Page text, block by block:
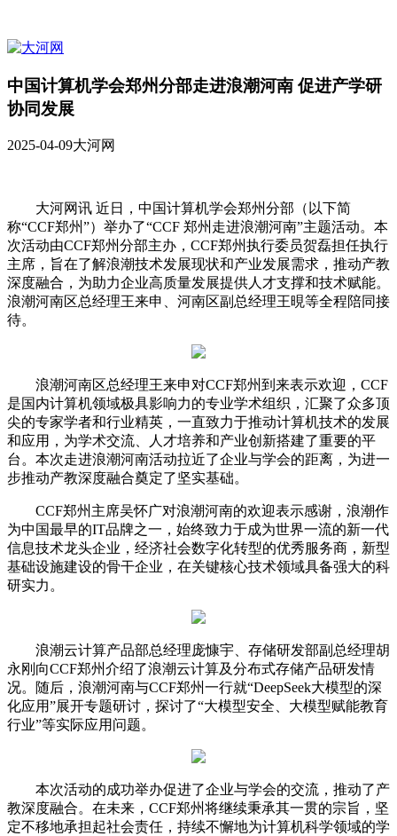
中国计算机学会郑州分部走进浪潮河南 促进产学研
协同发展
2025-04-09大河网
大河网讯 近日，中国计算机学会郑州分部（以下简
称“CCF郑州”）举办了“CCF 郑州走进浪潮河南”主题活动。本
次活动由CCF郑州分部主办，CCF郑州执行委员贺磊担任执行
主席，旨在了解浪潮技术发展现状和产业发展需求，推动产教
深度融合，为助力企业高质量发展提供人才支撑和技术赋能。
浪潮河南区总经理王来申、河南区副总经理王晛等全程陪同接
待。
浪潮河南区总经理王来申对CCF郑州到来表示欢迎，CCF
是国内计算机领域极具影响力的专业学术组织，汇聚了众多顶
尖的专家学者和行业精英，一直致力于推动计算机技术的发展
和应用，为学术交流、人才培养和产业创新搭建了重要的平
台。本次走进浪潮河南活动拉近了企业与学会的距离，为进一
步推动产教深度融合奠定了坚实基础。
CCF郑州主席吴怀广对浪潮河南的欢迎表示感谢，浪潮作
为中国最早的IT品牌之一，始终致力于成为世界一流的新一代
信息技术龙头企业，经济社会数字化转型的优秀服务商，新型
基础设施建设的骨干企业，在关键核心技术领域具备强大的科
研实力。
浪潮云计算产品部总经理庞慷宇、存储研发部副总经理胡
永刚向CCF郑州介绍了浪潮云计算及分布式存储产品研发情
况。随后，浪潮河南与CCF郑州一行就“DeepSeek大模型的深
化应用”展开专题研讨，探讨了“大模型安全、大模型赋能教育
行业”等实际应用问题。
本次活动的成功举办促进了企业与学会的交流，推动了产
教深度融合。在未来，CCF郑州将继续秉承其一贯的宗旨，坚
定不移地承担起社会责任，持续不懈地为计算机科学领域的学